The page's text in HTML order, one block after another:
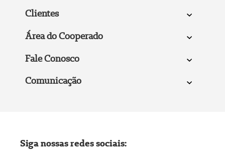
Clientes
Área do Cooperado
Fale Conosco
Comunicação
Siga nossas redes sociais: